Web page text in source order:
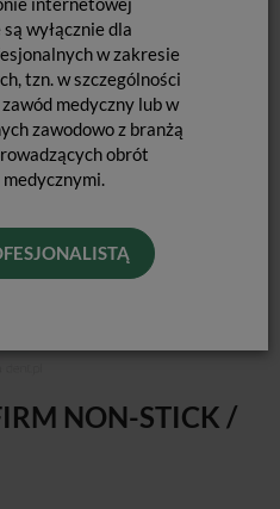
wyłącznie dla
w zakresie
tzn. w szczególności
medyczny lub w
zawodowo z branżą
obrót
NON-STICK /